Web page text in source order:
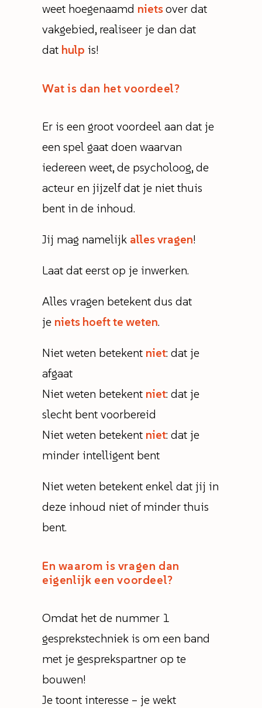
weet hoegenaamd nietsover dat
vakgebied, realiseer je dan dat
dat hulp is!
Wat is dan het voordeel?
Er is een groot voordeel aan dat je
een spel gaat doen waarvan
iedereen weet, de psycholoog, de
acteur en jijzelf dat je niet thuis
bent in de inhoud.
Jij mag namelijk alles vragen!
Laat dat eerst op je inwerken.
Alles vragen betekent dus dat
je niets hoeft te weten.
Niet weten betekent niet: dat je
afgaat
Niet weten betekent niet: dat je
slecht bent voorbereid
Niet weten betekent niet: dat je
minder intelligent bent
Niet weten betekent enkel dat jij in
deze inhoud niet of minder thuis
bent.
En waarom is vragen dan
eigenlijk een voordeel?
Omdat het de nummer 1
gesprekstechniek is om een band
met je gesprekspartner op te
bouwen!
Je toont interesse – je wekt